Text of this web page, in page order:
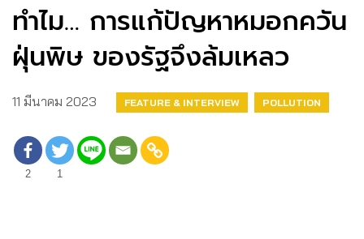
ทำไม… การแก้ปัญหาหมอกควัน
ฝุ่นพิษ ของรัฐจึงล้มเหลว
11 มีนาคม 2023 FEATURE & INTERVIEW POLLUTION
2 1